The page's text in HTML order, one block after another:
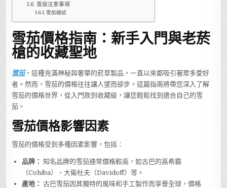
雪茄注意事項
雪茄總結
雪茄價格指南：新手入門與老菸
槍的收藏聖地
雪茄，這種充滿神秘與奢華的菸草製品，一直以來都吸引著眾多愛好
者。然而，雪茄的價格往往讓人望而卻步。這篇指南將帶您深入了解
雪茄的價格世界，從入門款到收藏級，讓您輕鬆找到適合自己的雪
茄。
雪茄價格影響因素
雪茄的價格受到多種因素影響，包括：
品牌： 知名品牌的雪茄通常價格較高，如古巴的高希霸
（Cohiba）、大衛杜夫（Davidoff）等。
產地： 古巴雪茄因其獨特的風味和手工製作而享譽全球，價格